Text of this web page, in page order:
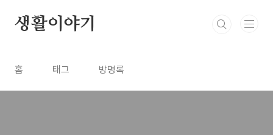
생활이야기
홈 태그 방명록